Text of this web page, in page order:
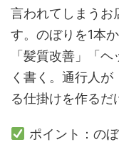
言われてしまうお
す。のぼりを1本
「髪質改善」「
く書く。通行人
る仕掛けを作るだ
ポイント：の